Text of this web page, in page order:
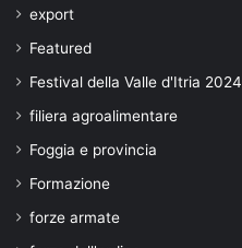
export
Featured
Festival della Valle d'Itria 2024
filiera agroalimentare
Foggia e provincia
Formazione
forze armate